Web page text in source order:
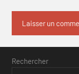
Rechercher